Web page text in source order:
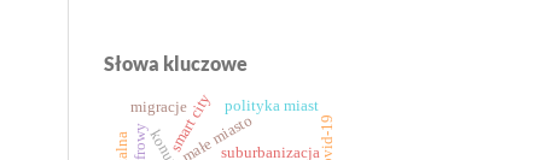
Słowa kluczowe
suburbanizacja
małe miasto
smart city polityka miast
migracje